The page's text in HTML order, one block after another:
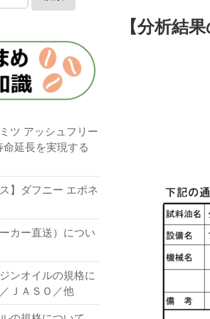
【分析結
ツ アッシュフリー
命延長を実現する
】ダフニー エポネ
カー直送）につい
ンオイルの規格に
ＪＡＳＯ／他